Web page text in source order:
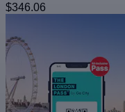
$346.06